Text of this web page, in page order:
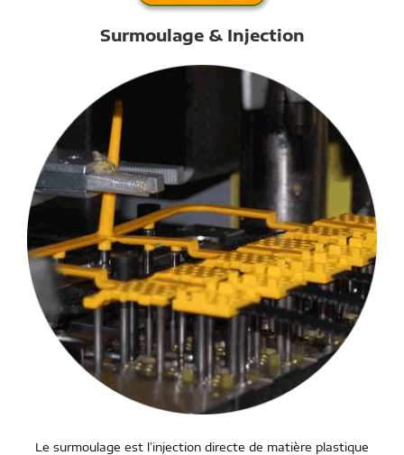
Surmoulage & Injection
Le surmoulage est l’injection directe de matière plastique